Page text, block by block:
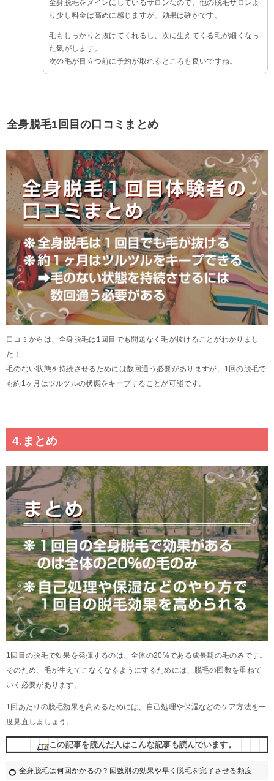
全身脱毛をメインにしているサロンなので、他の脱毛サロンよ
り少し料金は高めに感じますが、効果は確かです。
毛もしっかりと抜けてくれるし、次に生えてくる毛が細くなっ
た気がします。
次の毛が目立つ前に予約が取れるところも良いですね。
全身脱毛1回目の口コミまとめ
口コミからは、全身脱毛は1回目でも問題なく毛が抜けることがわかりまし
た！
毛のない状態を持続させるためには数回通う必要がありますが、1回の脱毛で
も約1ヶ月はツルツルの状態をキープすることが可能です。
4.まとめ
1回目の脱毛で効果を発揮するのは、全体の20%である成長期の毛のみです。
そのため、毛が生えてこなくなるようにするためには、脱毛の回数を重ねて
いく必要があります。
1回あたりの脱毛効果を高めるためには、自己処理や保湿などのケア方法を一
度見直しましょう。
この記事を読んだ人はこんな記事も読んでいます。
全身脱毛は何回かかるの？回数別の効果や早く脱毛を完了させる頻度